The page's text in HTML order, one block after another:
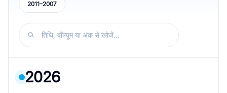
2011–2007
तिथि, वॉल्यूम या अंक से खोजें...
2026